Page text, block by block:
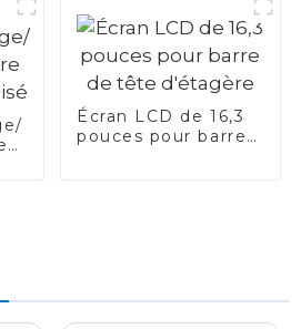
Écran LCD de 16,3
pouces pour barre